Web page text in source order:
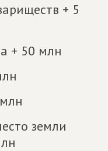
+ 5
+ 50 млн
земли